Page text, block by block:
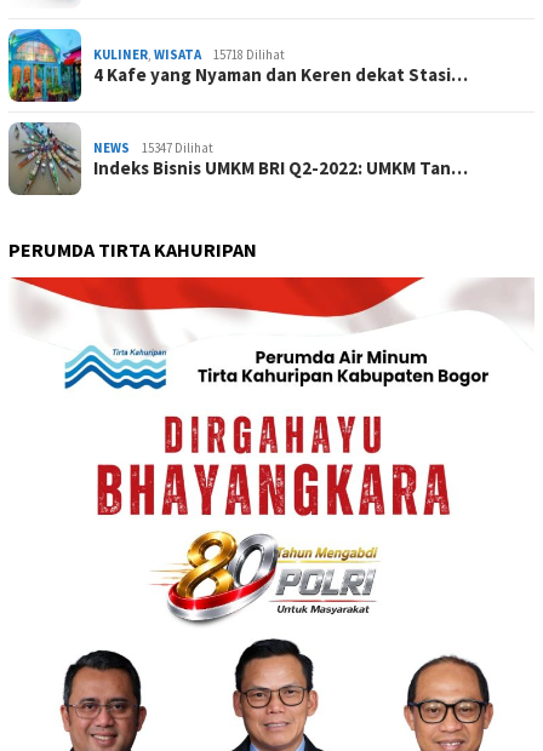
KULINER WISATA 15718 Dilihat
4 Kafe yang Nyaman dan Keren dekat Stasi…
NEWS 15347 Dilihat
Indeks Bisnis UMKM BRI Q2-2022: UMKM Tan…
PERUMDA TIRTA KAHURIPAN